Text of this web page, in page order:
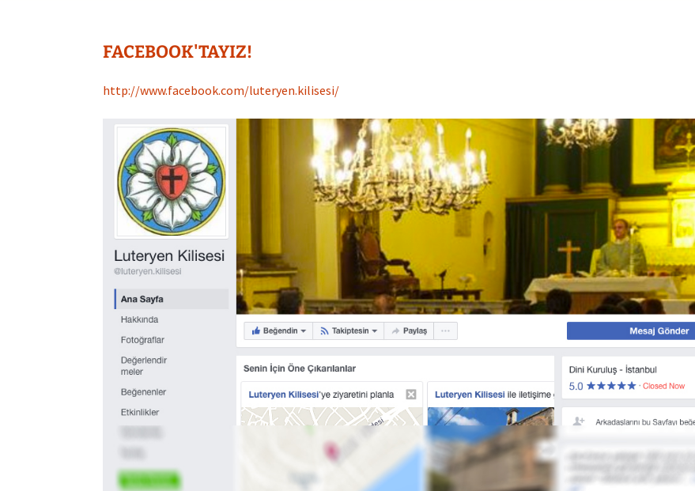
Luteryen İman Hayatı
Kilisenin Tarihi
Adana Luteryen Cemaati
Peştera Luteryen
Cemaati
Kruşevo Luteryen
Cemaati
Materyaller
FACEBOOK'TAYIZ!
http://www.facebook.com/luteryen.kilisesi/